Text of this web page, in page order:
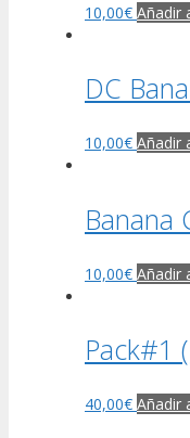
10,00€ Añadir
DC
10,00€ Añadir
Banana
10,00€ Añadir
Pack#1
40,00€ Añadir